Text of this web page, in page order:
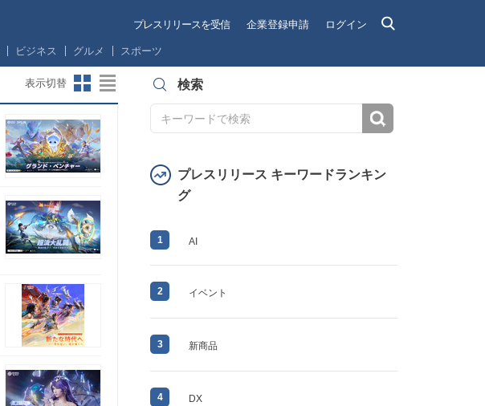
プレスリリースを受信 企業登録申請 ログイン
ビジネス グルメ スポーツ
表示切替 検索
プレスリリース キーワードランキン
グ
1 AI
2 イベント
3 新商品
4 DX